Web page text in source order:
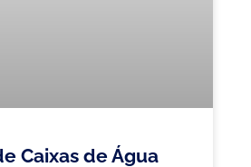
Caixas de Água